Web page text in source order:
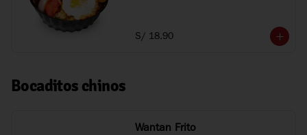
S/ 18.90
Bocaditos chinos
Wantan Frito